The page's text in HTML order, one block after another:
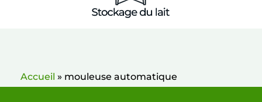
Accueil » mouleuse automatique